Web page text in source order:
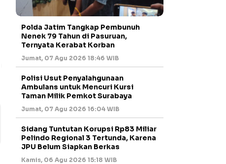
Polda Jatim Tangkap Pembunuh
Nenek 79 Tahun di Pasuruan,
Ternyata Kerabat Korban
Jumat, 07 Agu 2026 18:46 WIB
Polisi Usut Penyalahgunaan
Ambulans untuk Mencuri Kursi
Taman Milik Pemkot Surabaya
Jumat, 07 Agu 2026 16:04 WIB
Sidang Tuntutan Korupsi Rp83 Miliar
Pelindo Regional 3 Tertunda, Karena
JPU Belum Siapkan Berkas
Kamis, 06 Agu 2026 15:18 WIB